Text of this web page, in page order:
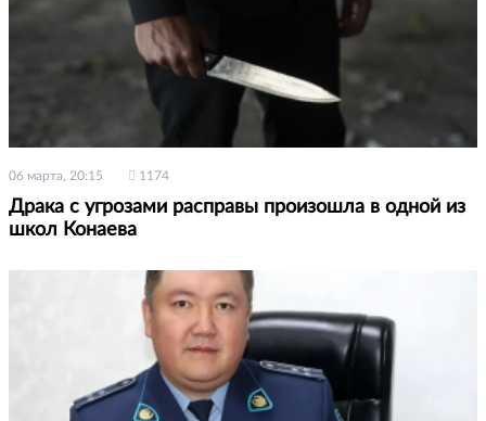
06 марта, 20:15 1174
Драка с угрозами расправы произошла в одной из
школ Конаева